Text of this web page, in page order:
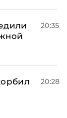
20:35
20:28